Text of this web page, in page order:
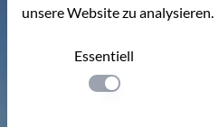
unsere Website zu analysieren.
Essentiell
Einstellung anwenden